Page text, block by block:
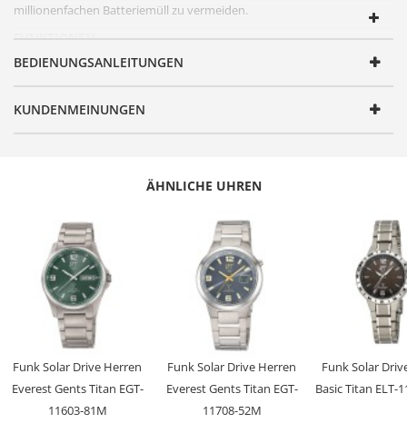
millionenfachen Batteriemüll zu vermeiden.
FUNKTIONEN
Artikelnummer
EGT-12055-41L
Sportlich elegant
Uhrwerk
Genauigkeit
+/- 20 Sekunden/Monat
Anzeige
Besondere
Funktionen
Datumsanzeige, Niedrigenergie-
Anzeige, Stunde/Minute/Sekunde
Max.
Dunkelgangreserve
120 Tage
BEDIENUNGSANLEITUNGEN
KUNDENMEINUNGEN
ÄHNLICHE UHREN
Funk Solar Drive Herren
Everest Gents Titan EGT-
11603-81M
Funk Solar Drive Herren
Everest Gents Titan EGT-
11708-52M
Funk Solar
Basic Titan ELT-